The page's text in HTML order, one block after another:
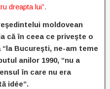
dreapta lui”.
moldovean
că în ceea ce priveşte o
Bucureşti, ne-am teme
anilor 1990, “nu a
în care nu era
idée”.